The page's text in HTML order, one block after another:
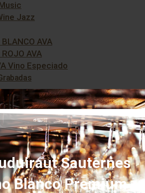
Jazz
AVA
AVA
Vino Especiado
Sauternes
Blanco Premium